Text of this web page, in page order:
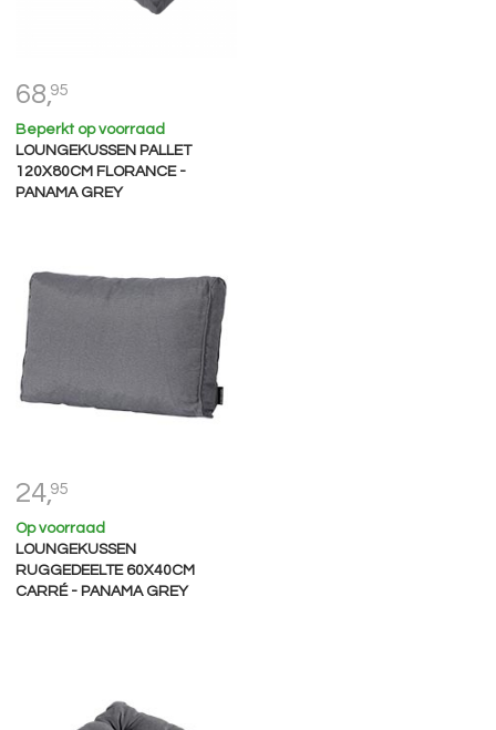
68,95
Beperkt op voorraad
LOUNGEKUSSEN PALLET
120X80CM FLORANCE -
PANAMA GREY
24,95
Op voorraad
LOUNGEKUSSEN
RUGGEDEELTE 60X40CM
CARRÉ - PANAMA GREY